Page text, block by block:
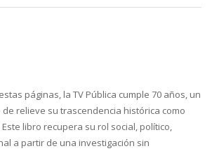
páginas, la TV Pública cumple 70 años, un
relieve su trascendencia histórica como
libro recupera su rol social, político,
a partir de una investigación sin